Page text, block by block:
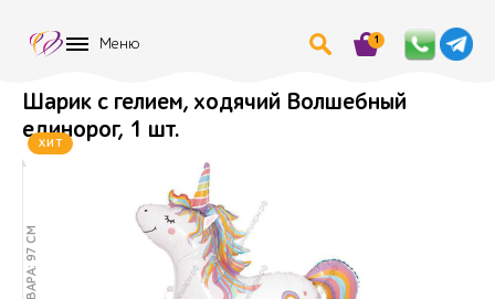
Меню 1
Шарик с гелием, ходячий Волшебный
единорог, 1 шт.
ХИТ